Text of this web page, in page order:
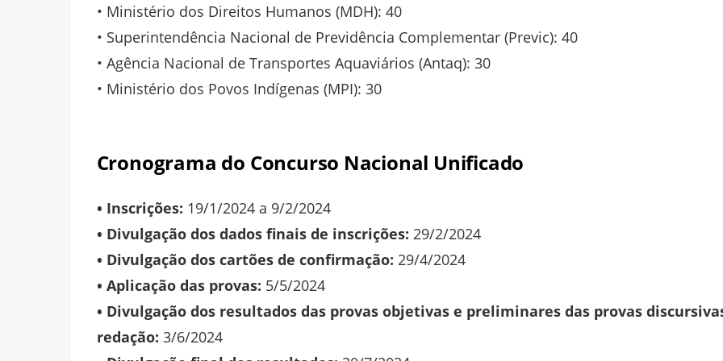
• Ministério dos Direitos Humanos (MDH): 40
• Superintendência Nacional de Previdência Complementar (Previc): 40
• Agência Nacional de Transportes Aquaviários (Antaq): 30
• Ministério dos Povos Indígenas (MPI): 30
Cronograma do Concurso Nacional Unificado
• Inscrições: 19/1/2024 a 9/2/2024
• Divulgação dos dados finais de inscrições: 29/2/2024
• Divulgação dos cartões de confirmação: 29/4/2024
• Aplicação das provas: 5/5/2024
• Divulgação dos resultados das provas objetivas e preliminares das provas
redação: 3/6/2024